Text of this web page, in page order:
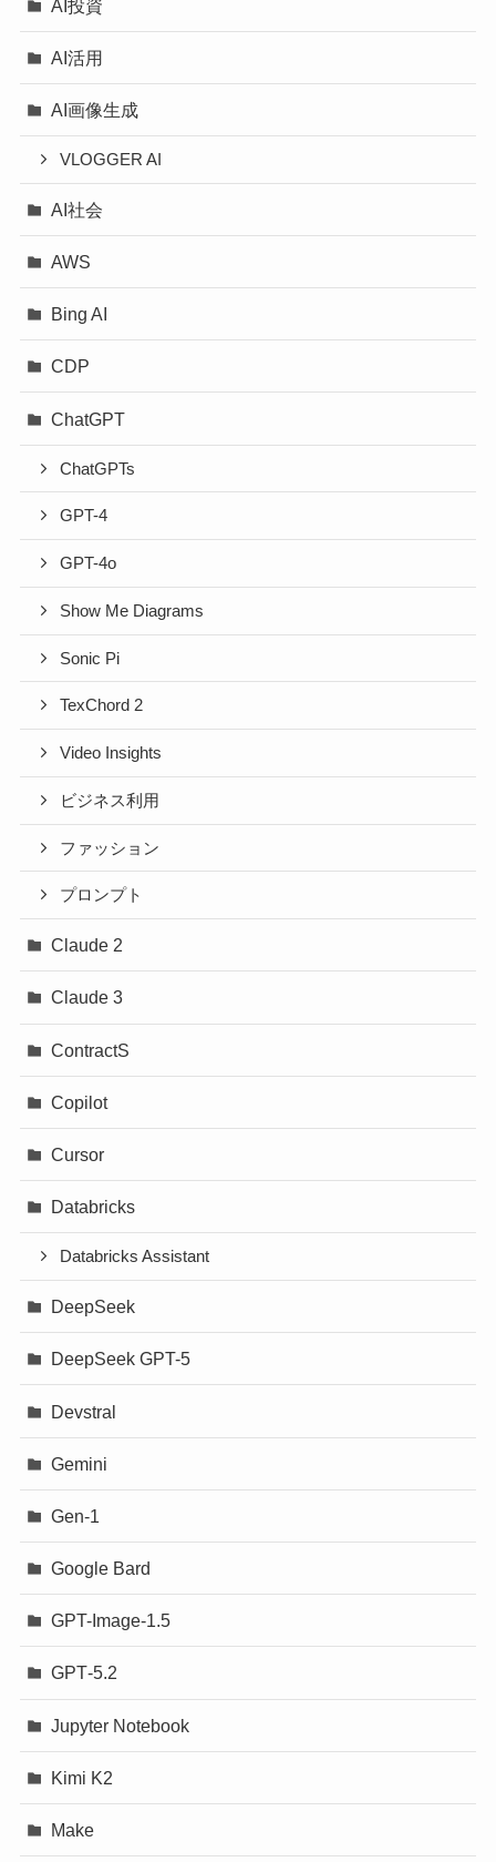
AI投資
AI活用
AI画像生成
VLOGGER AI
AI社会
AWS
Bing AI
CDP
ChatGPT
ChatGPTs
GPT-4
GPT-4o
Show Me Diagrams
Sonic Pi
TexChord 2
Video Insights
ビジネス利用
ファッション
プロンプト
Claude 2
Claude 3
ContractS
Copilot
Cursor
Databricks
Databricks Assistant
DeepSeek
DeepSeek GPT-5
Devstral
Gemini
Gen-1
Google Bard
GPT-Image-1.5
GPT‐5.2
Jupyter Notebook
Kimi K2
Make